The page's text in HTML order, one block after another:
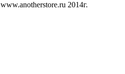
www.anotherstore.ru 2014г.